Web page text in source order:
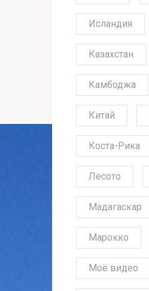
Исландия
Казахстан
Камбоджа
Китай
Коста-Рика
Лесото
Мадагаскар
Марокко
Моё видео